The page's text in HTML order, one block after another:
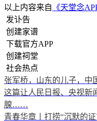
以上内容来自 《天堂念
发讣告
创建家谱
下载官方APP
创建祠堂
社会热点
张军桥，山东的儿子，中
这篇让人民日报、央视新
腺……
青春华章丨打捞“沉默的